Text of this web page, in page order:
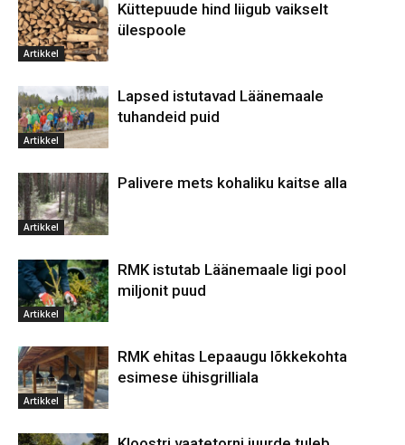
Artikkel
Küttepuude hind liigub vaikselt
ülespoole
Artikkel
Lapsed istutavad Läänemaale
tuhandeid puid
Artikkel
Palivere mets kohaliku kaitse alla
Artikkel
RMK istutab Läänemaale ligi pool
miljonit puud
Artikkel
RMK ehitas Lepaaugu lõkkekohta
esimese ühisgrilliala